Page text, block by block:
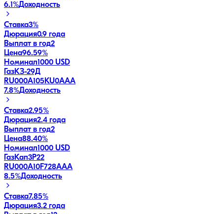
6.1%Доходность
Ставка3%
Дюрация0.9 года
Выплат в год2
Цена96.59%
Номинал1000 USD
ГазКЗ-29Д
RU000A105KU0AAA
7.8%Доходность
Ставка2.95%
Дюрация2.4 года
Выплат в год2
Цена88.40%
Номинал1000 USD
ГазКап3P22
RU000A10F728AAA
8.5%Доходность
Ставка7.85%
Дюрация3.2 года